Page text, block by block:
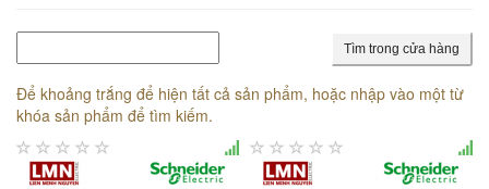
Tìm trong cửa hàng
Để khoảng trắng để hiện tất cả sản phẩm, hoặc nhập vào một từ
khóa sản phẩm để tìm kiếm.